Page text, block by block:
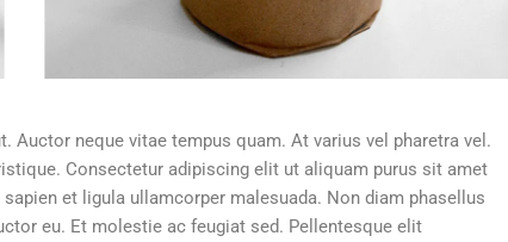
neque vitae tempus quam. At varius vel pharetra vel.
Consectetur adipiscing elit ut aliquam purus sit amet
et ligula ullamcorper malesuada. Non diam phasellus
eu. Et molestie ac feugiat sed. Pellentesque elit